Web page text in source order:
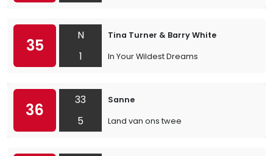
35
N
1
Tina Turner & Barry White
In Your Wildest Dreams
36
33
5
Sanne
Land van ons twee